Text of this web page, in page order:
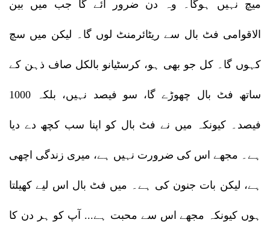
میچ نہیں ہوگا۔ وہ دن ضرور آئے گا جب میں بین
الاقوامی فٹ بال سے ریٹائرمنٹ لوں گا۔ لیکن میں سچ
کہوں گا۔ کل جو بھی ہو، کرسٹیانو بالکل صاف ذہن کے
ساتھ فٹ بال چھوڑے گا، سو فیصد نہیں، بلکہ 1000
فیصد۔ کیونکہ میں نے فٹ بال کو اپنا سب کچھ دے دیا
ہے۔ مجھے اس کی ضرورت نہیں ہے، میری زندگی اچھی
ہے، لیکن بات جنون کی ہے۔ میں فٹ بال اس لیے کھیلتا
ہوں کیونکہ مجھے اس سے محبت ہے... آپ کو ہر دن کا